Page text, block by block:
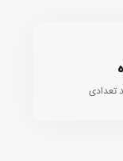
تعدادی